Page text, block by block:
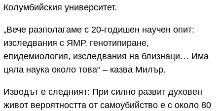
Колумбийския университет.
„Вече разполагаме с 20-годишен научен опит:
изследвания с ЯМР, генотипиране,
епидемиология, изследвания на близнаци… Има
цяла наука около това“ – казва Милър.
Изводът е следният: При силно развит духовен
живот вероятността от самоубийство е с около 80